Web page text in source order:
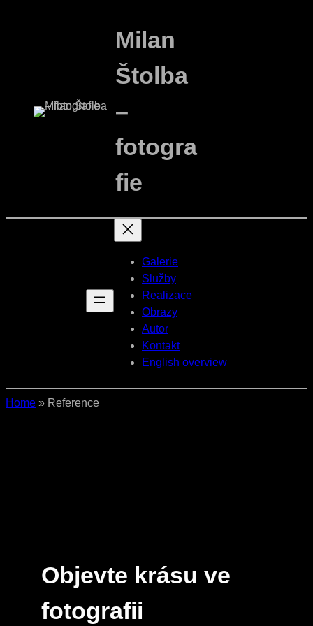
Milan
Štolba
–
fotogra
fie
Galerie
Služby
Realizace
Obrazy
Autor
Kontakt
English overview
Home » Reference
Objevte krásu ve
fotografii